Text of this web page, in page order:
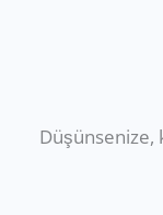
Düşünsenize,